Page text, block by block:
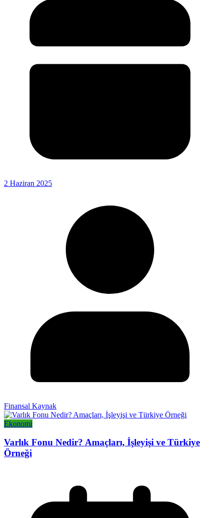
2 Haziran 2025
Finansal Kaynak
Ekonomi
Varlık Fonu Nedir? Amaçları, İşleyişi ve Türkiye
Örneği